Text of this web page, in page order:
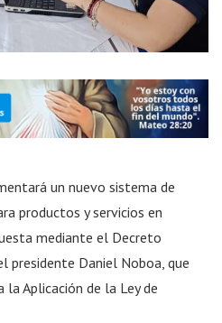
un nuevo sistema de
productos y servicios en
mediante el Decreto
presidente Daniel Noboa, que
Aplicación de la Ley de